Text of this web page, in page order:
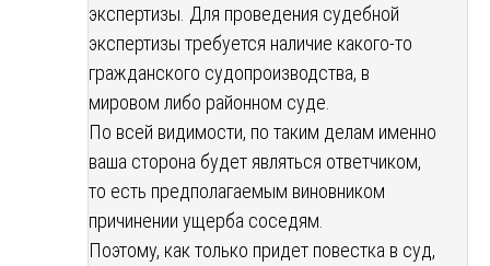
экспертизы. Для проведения судебной
экспертизы требуется наличие какого-то
гражданского судопроизводства, в
мировом либо районном суде.
По всей видимости, по таким делам именно
ваша сторона будет являться ответчиком,
то есть предполагаемым виновником
причинении ущерба соседям.
Поэтому, как только придет повестка в суд,